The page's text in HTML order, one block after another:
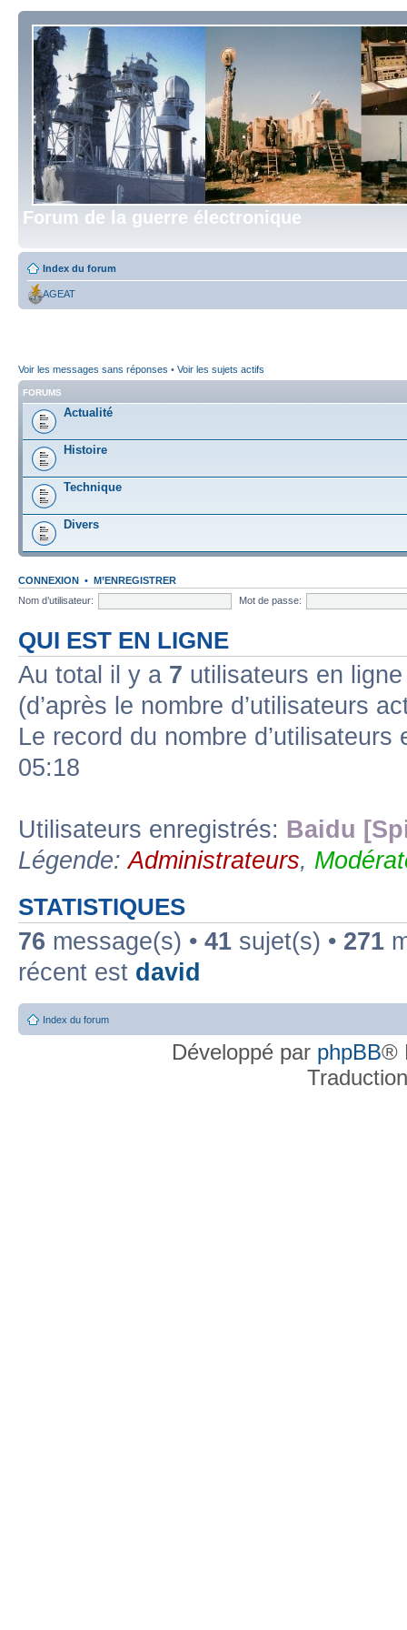
Forum de la guerre électronique
Index du forum
AGEAT
Voir les messages sans réponses • Voir les sujets actifs
FORUMS
Actualité
Histoire
Technique
Divers
CONNEXION • M’ENREGISTRER
Nom d’utilisateur:
Mot de passe:
QUI EST EN LIGNE
Au total il y a 7 utilisateurs en
(d’après le nombre d’utilisateurs
Le record du nombre
05:18
Utilisateurs enregistrés: Baidu
Légende:Administrateurs,
STATISTIQUES
76 message(s) • 41 sujet(s) • 271
récent est david
Index du forum
Développé par phpBB®